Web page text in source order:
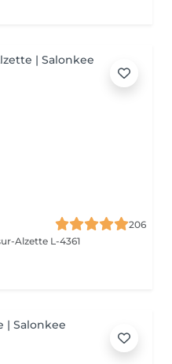
206
Alzette L-4361